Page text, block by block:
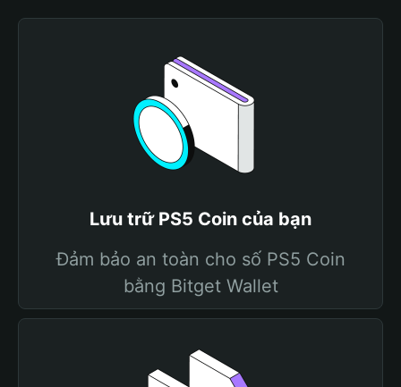
Lưu trữ PS5 Coin của bạn
Đảm bảo an toàn cho số PS5 Coin
bằng Bitget Wallet